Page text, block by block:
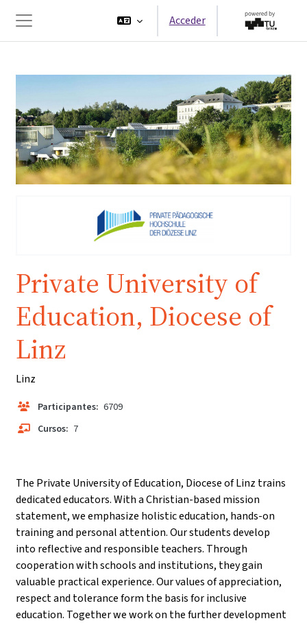
Panel lateral
Acceder
Private University of
Education, Diocese of
Linz
Linz
Participantes: 6709
Cursos: 7
The Private University of Education, Diocese of Linz trains
dedicated educators. With a Christian-based mission
statement, we emphasize holistic education, hands-on
training and personal attention. Our students develop
into reflective and responsible teachers. Through
cooperation with schools and institutions, they gain
valuable practical experience. Our values of appreciation,
respect and tolerance form the basis for inclusive
education. Together we work on the further development